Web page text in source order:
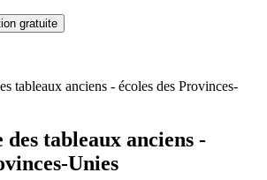
gratuite
tableaux anciens - écoles des Provinces-
tableaux anciens -
Unies